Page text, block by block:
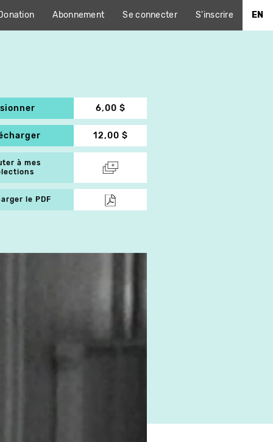
Abonnement Se connecter S'inscrire EN
6,00 $
12,00 $
à mes
le PDF